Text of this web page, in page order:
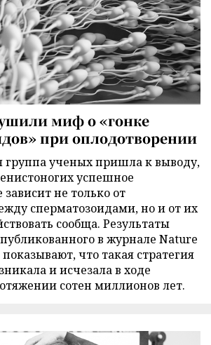
миф о «гонке
при оплодотворении
ученых пришла к выводу,
успешное
не только от
сперматозоидами, но и от их
сообща. Результаты
в журнале Nature
что такая стратегия
и исчезала в ходе
сотен миллионов лет.